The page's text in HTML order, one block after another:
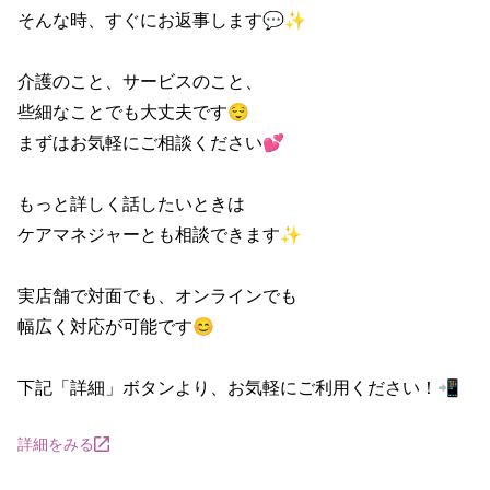
そんな時、すぐにお返事します💬✨
介護のこと、サービスのこと、
些細なことでも大丈夫です😌
まずはお気軽にご相談ください💕
もっと詳しく話したいときは
ケアマネジャーとも相談できます✨
実店舗で対面でも、オンラインでも
幅広く対応が可能です😊
下記「詳細」ボタンより、お気軽にご利用ください！📲
詳細をみる